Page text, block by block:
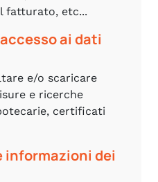
fatturato, etc...
ai dati
e/o scaricare
e ricerche
certificati
informazioni dei